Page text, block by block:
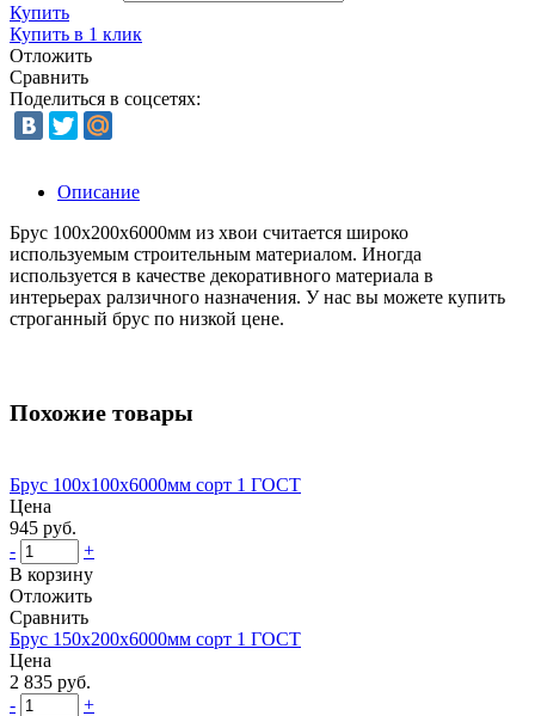
Купить
Купить в 1 клик
Отложить
Сравнить
Поделиться в соцсетях:
Описание
Брус 100x200x6000мм из хвои считается широко
используемым строительным материалом. Иногда
используется в качестве декоративного материала в
интерьерах ралзичного назначения. У нас вы можете купить
строганный брус по низкой цене.
Похожие товары
Брус 100х100х6000мм сорт 1 ГОСТ
Цена
945 руб.
-
+
В корзину
Отложить
Сравнить
Брус 150х200х6000мм сорт 1 ГОСТ
Цена
2 835 руб.
-
+